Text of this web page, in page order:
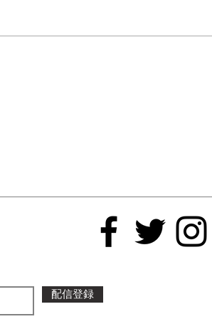
配信登録